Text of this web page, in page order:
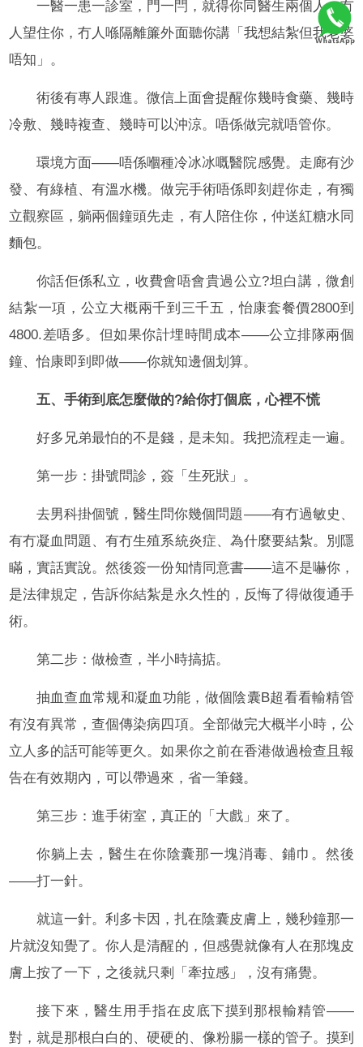
一醫一患一診室，門一閂，就得你同醫生兩個人。冇
人望住你，冇人喺隔離簾外面聽你講「我想結紮但我老婆
唔知」。
術後有專人跟進。微信上面會提醒你幾時食藥、幾時
冷敷、幾時複查、幾時可以沖涼。唔係做完就唔管你。
環境方面——唔係嗰種冷冰冰嘅醫院感覺。走廊有沙
發、有綠植、有溫水機。做完手術唔係即刻趕你走，有獨
立觀察區，躺兩個鐘頭先走，有人陪住你，仲送紅糖水同
麵包。
你話佢係私立，收費會唔會貴過公立?坦白講，微創
結紮一項，公立大概兩千到三千五，怡康套餐價2800到
4800.差唔多。但如果你計埋時間成本——公立排隊兩個
鐘、怡康即到即做——你就知邊個划算。
五、手術到底怎麼做的?給你打個底，心裡不慌
好多兄弟最怕的不是錢，是未知。我把流程走一遍。
第一步：掛號問診，簽「生死狀」。
去男科掛個號，醫生問你幾個問題——有冇過敏史、
有冇凝血問題、有冇生殖系統炎症、為什麼要結紮。別隱
瞞，實話實說。然後簽一份知情同意書——這不是嚇你，
是法律規定，告訴你結紮是永久性的，反悔了得做復通手
術。
第二步：做檢查，半小時搞掂。
抽血查血常规和凝血功能，做個陰囊B超看看輸精管
有沒有異常，查個傳染病四項。全部做完大概半小時，公
立人多的話可能等更久。如果你之前在香港做過檢查且報
告在有效期內，可以帶過來，省一筆錢。
第三步：進手術室，真正的「大戲」來了。
你躺上去，醫生在你陰囊那一塊消毒、鋪巾。然後
——打一針。
就這一針。利多卡因，扎在陰囊皮膚上，幾秒鐘那一
片就沒知覺了。你人是清醒的，但感覺就像有人在那塊皮
膚上按了一下，之後就只剩「牽拉感」，沒有痛覺。
接下來，醫生用手指在皮底下摸到那根輸精管——
對，就是那根白白的、硬硬的、像粉腸一樣的管子。摸到